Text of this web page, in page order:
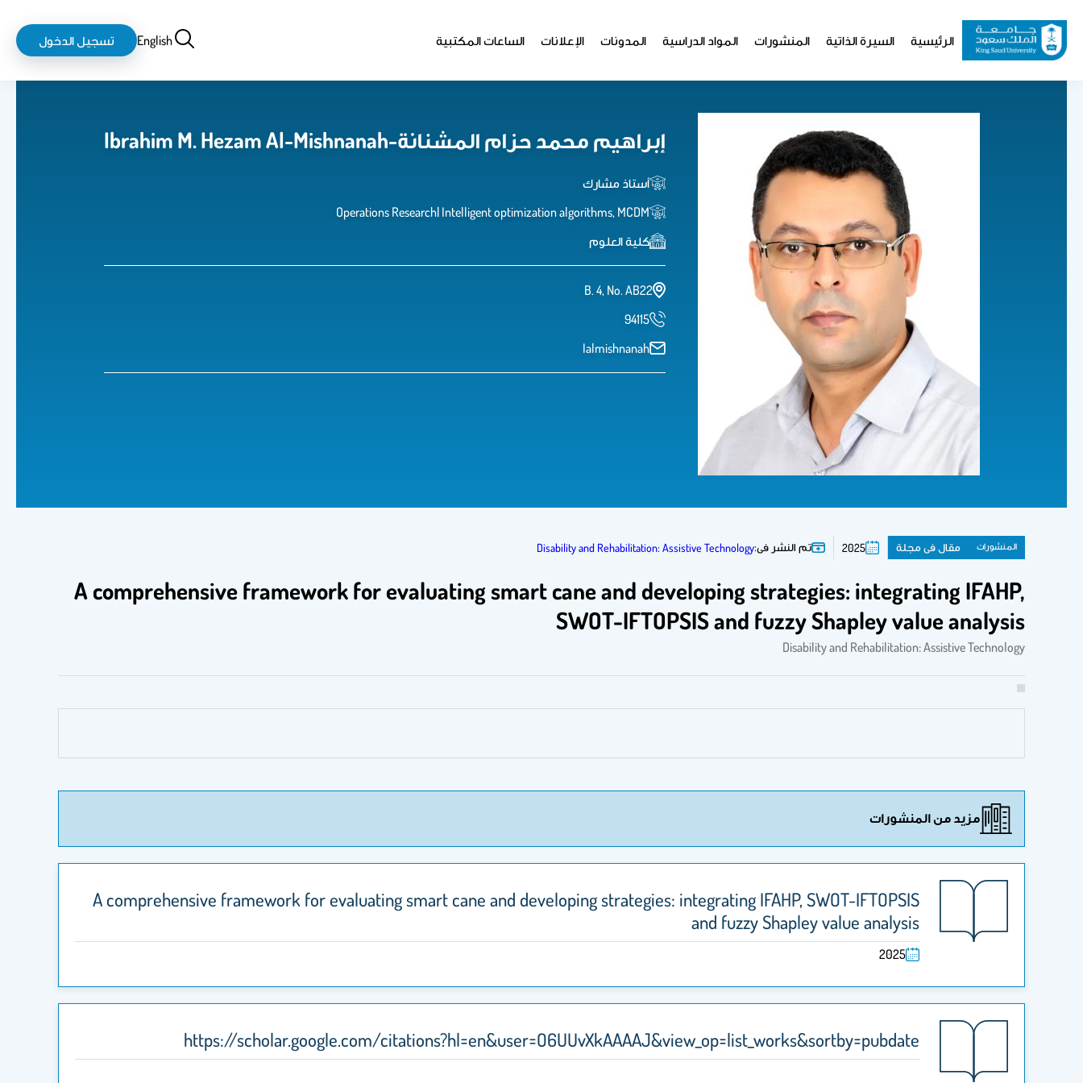
المحتوى
الرئيسي
Website
الرئيسية السيرة الذاتية المنشورات المواد الدراسية المدونات الإعلانات الساعات المكتبية بحثEnglish
login-
logout
تسجيل الدخول
إبراهيم محمد حزام المشنانة-Ibrahim M. Hezam Al-Mishnanah
أستاذ مشارك
Operations Research| Intelligent optimization algorithms, MCDM
كلية العلوم
B. 4, No. AB22
94115
Ialmishnanah
المنشورات مقال فى مجلة 2025 تم النشر فى:Disability and Rehabilitation: Assistive Technology
A comprehensive framework for evaluating smart cane and developing strategies: integrating IFAHP,
SWOT-IFTOPSIS and fuzzy Shapley value analysis
Disability and Rehabilitation: Assistive Technology
مزيد من المنشورات
A comprehensive framework for evaluating smart cane and developing strategies: integrating IFAHP, SWOT-IFTOPSIS
and fuzzy Shapley value analysis
2025
https://scholar.google.com/citations?hl=en&user=O6UUvXkAAAAJ&view_op=list_works&sortby=pubdate